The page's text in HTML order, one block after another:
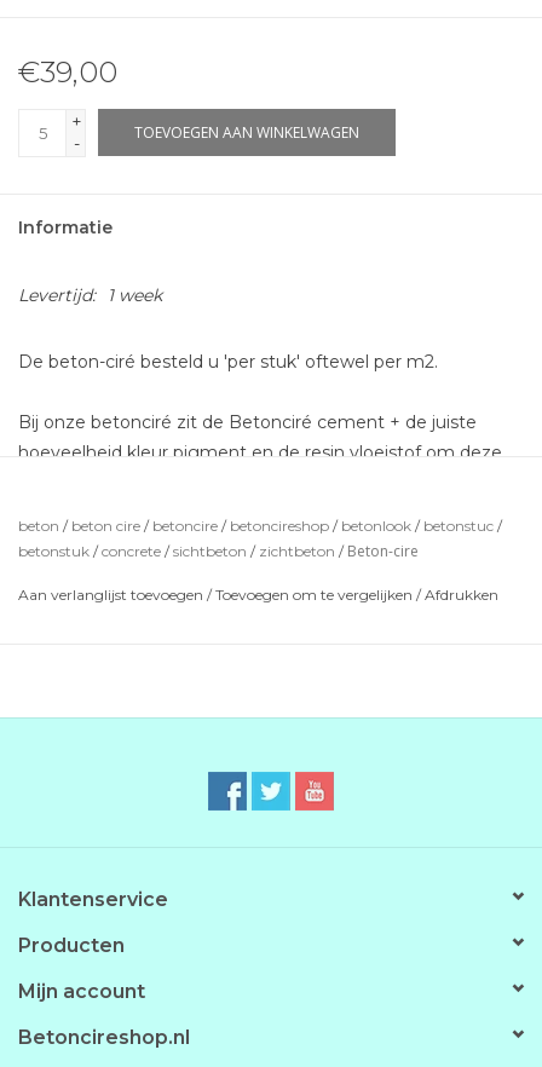
€39,00
+
-
TOEVOEGEN AAN WINKELWAGEN
Informatie
Levertijd: 1 week
De beton-ciré besteld u 'per stuk' oftewel per m2.
Bij onze betonciré zit de Betonciré cement + de juiste
hoeveelheid kleur pigment en de resin vloeistof om deze
Optie's zijn: Impregneer voor bescherming en de PU-
Coating om eea waterdicht te maken.
beton / beton cire / betoncire / betoncireshop / betonlook / betonstuc /
betonstuk /concrete /sichtbeton / zichtbeton / Beton-cire
Aan verlanglijst toevoegen /Toevoegen om te vergelijken /Afdrukken
Klantenservice
Producten
Mijn account
Betoncireshop.nl